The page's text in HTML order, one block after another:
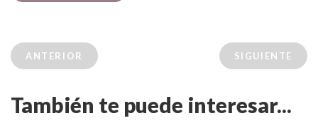
ANTERIOR SIGUIENTE
También te puede interesar...